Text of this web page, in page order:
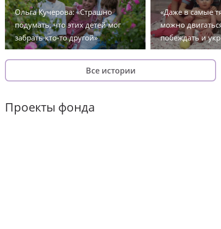
Ольга Кучерова: «Страшно
подумать, что этих детей мог
забрать кто-то другой»
«Даже в самые
можно
побеждать и
Все истории
Проекты фонда